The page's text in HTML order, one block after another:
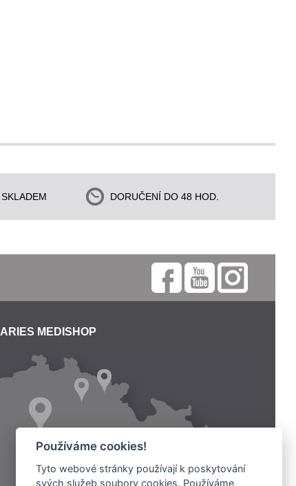
DORUČENÍ DO 48 HOD.
MEDISHOP
Používáme cookies!
Tyto webové stránky používají k poskytování
svých služeb soubory cookies. Používáme